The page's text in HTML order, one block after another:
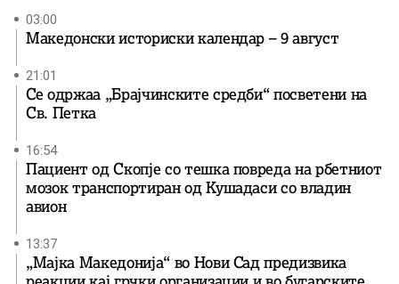
03:00
Македонски историски календар – 9 август
21:01
Се одржаа „Брајчинските средби“ посветени на
Св. Петка
16:54
Пациент од Скопје со тешка повреда на рбетниот
мозок транспортиран од Кушадаси со владин
авион
13:37
„Мајка Македонија“ во Нови Сад предизвика